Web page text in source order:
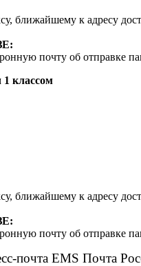
ближайшему к адресу
почту об отправке
1 классом
ближайшему к адресу
почту об отправке
почта EMS Почта